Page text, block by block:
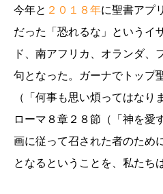
今年と ２０１８年に聖書アプ
だった「恐れるな」というイ
ド、南アフリカ、オランダ、
句となった。ガーナでトップ
（「何事も思い煩ってはなり
ローマ８章２８節（「神を愛
画に従って召された者のため
となるということを、私たち